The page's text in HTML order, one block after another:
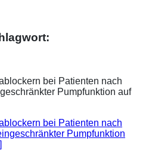
bei Patienten nach
Pumpfunktion